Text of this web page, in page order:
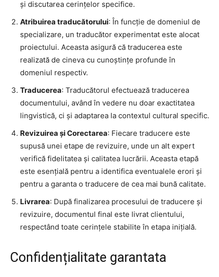
și discutarea cerințelor specifice.
Atribuirea traducătorului: În funcție de domeniul de
specializare, un traducător experimentat este alocat
proiectului. Aceasta asigură că traducerea este
realizată de cineva cu cunoștințe profunde în
domeniul respectiv.
Traducerea: Traducătorul efectuează traducerea
documentului, având în vedere nu doar exactitatea
lingvistică, ci și adaptarea la contextul cultural specific.
Revizuirea și Corectarea: Fiecare traducere este
supusă unei etape de revizuire, unde un alt expert
verifică fidelitatea și calitatea lucrării. Aceasta etapă
este esențială pentru a identifica eventualele erori și
pentru a garanta o traducere de cea mai bună calitate.
Livrarea: După finalizarea procesului de traducere și
revizuire, documentul final este livrat clientului,
respectând toate cerințele stabilite în etapa inițială.
Confidențialitate garantata